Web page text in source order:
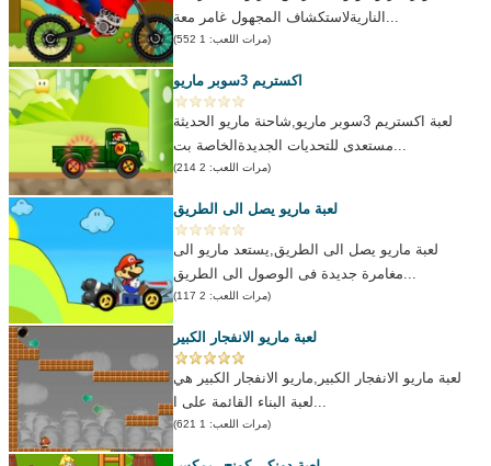
(مرات اللعب: 1 552)
اكستريم 3سوبر ماريو
لعبة اكستريم 3سوبر ماريو,شاحنة ماريو الحديثة
(مرات اللعب: 2 214)
لعبة ماريو يصل الى الطريق
لعبة ماريو يصل الى الطريق,يستعد ماريو الى
(مرات اللعب: 2 117)
لعبة ماريو الانفجار الكبير
لعبة ماريو الانفجار الكبير,ماريو الانفجار الكبير هي
(مرات اللعب: 1 621)